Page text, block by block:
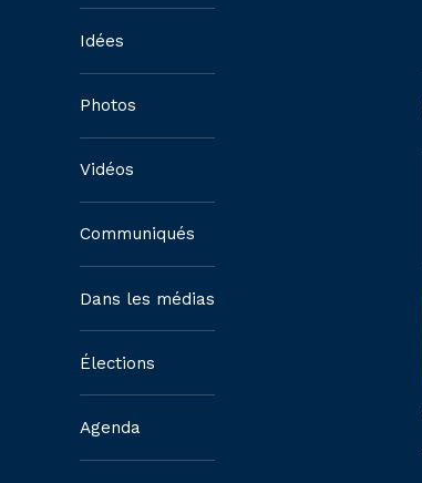
Idées
Photos
Vidéos
Communiqués
Dans les médias
Élections
Agenda